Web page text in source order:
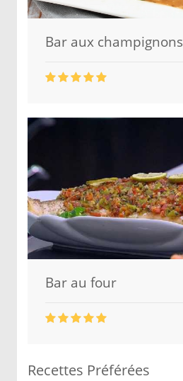
Bar aux champignons
Bar au four
Recettes Préférées